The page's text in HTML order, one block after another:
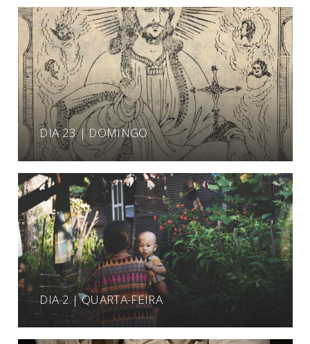
DIA 23 | DOMINGO
DIA 2 | QUARTA-FEIRA